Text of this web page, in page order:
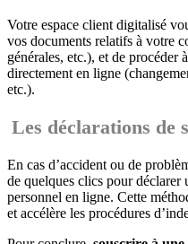
Votre espace client digitalisé
vos documents relatifs à votre
générales, etc.), et de procéder
directement en ligne
etc.).
Les déclarations de
En cas d’accident ou de
de quelques clics pour déclarer
personnel en ligne. Cette
et accélère les procédures